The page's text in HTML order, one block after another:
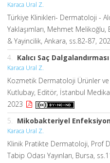
Karaca Ural Z.
Türkiye Klinikleri- Dermatoloji -
Yaklaşımları, Mehmet
& Yayincilik, Ankara, ss.82-87,
4. Kalıcı Saç Dalgalandırması
Karaca Ural Z.
Kozmetik Dermatoloji Ürünler
Kutlubay, Editör, İstanbul Medikal
2023
5. Mikobakteriyel
Karaca Ural Z.
Klinik Pratikte Dermatoloji, Prof
Tabip Odası Yayınları, Bursa,